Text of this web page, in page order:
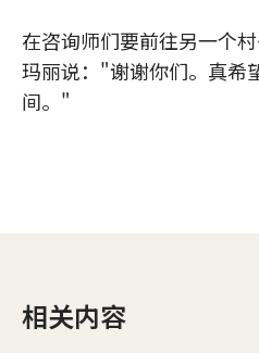
在咨询师们要前往另一个
玛丽说："谢谢你们。真希
间。"
相关内容